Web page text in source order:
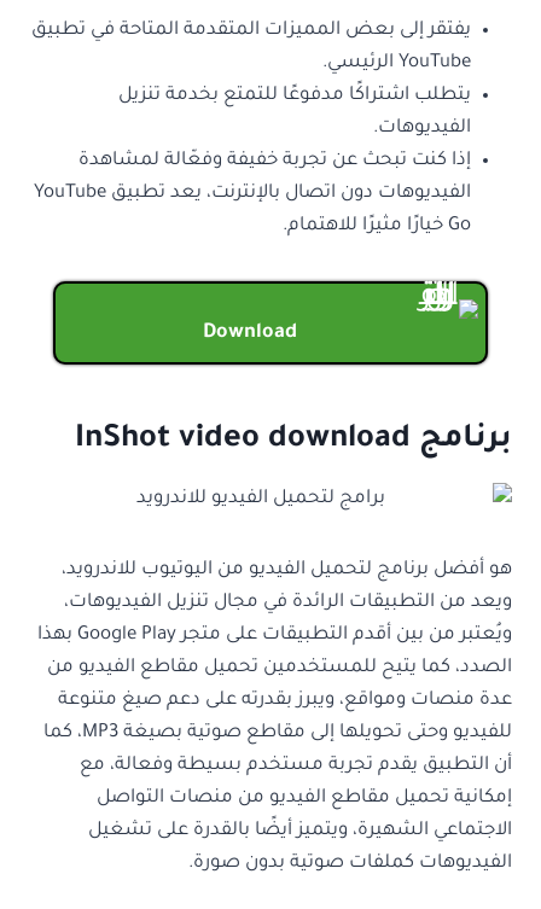
يفتقر إلى بعض المميزات المتقدمة المتاحة في تطبيق
YouTube الرئيسي.
يتطلب اشتراكًا مدفوعًا للتمتع بخدمة تنزيل
الفيديوهات.
إذا كنت تبحث عن تجربة خفيفة وفعّالة لمشاهدة
الفيديوهات دون اتصال بالإنترنت، يعد تطبيق YouTube
Go خيارًا مثيرًا للاهتمام.
Download
برنامج InShot video download
هو أفضل برنامج لتحميل الفيديو من اليوتيوب للاندرويد،
ويعد من التطبيقات الرائدة في مجال تنزيل الفيديوهات،
ويُعتبر من بين أقدم التطبيقات على متجر Google Play بهذا
الصدد، كما يتيح للمستخدمين تحميل مقاطع الفيديو من
عدة منصات ومواقع، ويبرز بقدرته على دعم صيغ متنوعة
للفيديو وحتى تحويلها إلى مقاطع صوتية بصيغة MP3، كما
أن التطبيق يقدم تجربة مستخدم بسيطة وفعالة، مع
إمكانية تحميل مقاطع الفيديو من منصات التواصل
الاجتماعي الشهيرة، ويتميز أيضًا بالقدرة على تشغيل
الفيديوهات كملفات صوتية بدون صورة.